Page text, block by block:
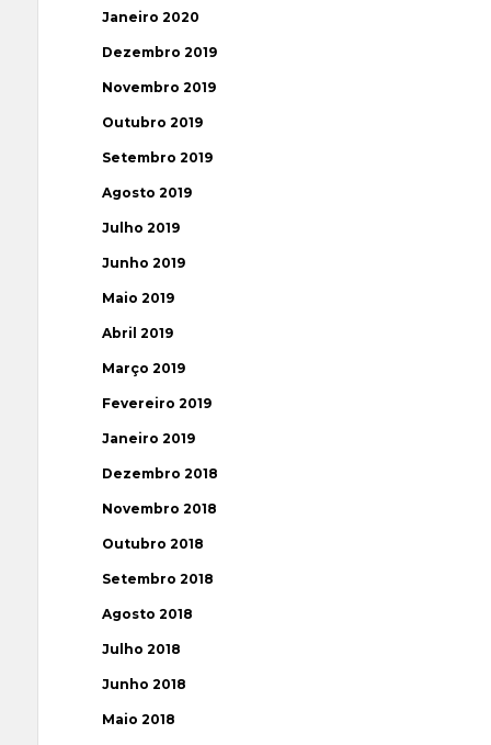
Janeiro 2020
Dezembro 2019
Novembro 2019
Outubro 2019
Setembro 2019
Agosto 2019
Julho 2019
Junho 2019
Maio 2019
Abril 2019
Março 2019
Fevereiro 2019
Janeiro 2019
Dezembro 2018
Novembro 2018
Outubro 2018
Setembro 2018
Agosto 2018
Julho 2018
Junho 2018
Maio 2018